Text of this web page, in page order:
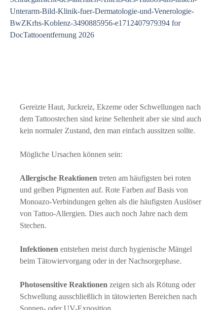
Gereizte Haut, Juckreiz, Ekzeme oder Schwellungen nach
dem Tattoostechen sind keine Seltenheit aber sie sind auch
kein normaler Zustand, den man einfach aussitzen sollte.
Mögliche Ursachen können sein:
Allergische Reaktionen treten am häufigsten bei roten
und gelben Pigmenten auf. Rote Farben auf Basis von
Monoazo-Verbindungen gelten als die häufigsten Auslöser
von Tattoo-Allergien. Dies auch noch Jahre nach dem
Stechen.
Infektionen entstehen meist durch hygienische Mängel
beim Tätowiervorgang oder in der Nachsorgephase.
Photosensitive Reaktionen zeigen sich als Rötung oder
Schwellung ausschließlich in tätowierten Bereichen nach
Sonnen- oder UV-Exposition.